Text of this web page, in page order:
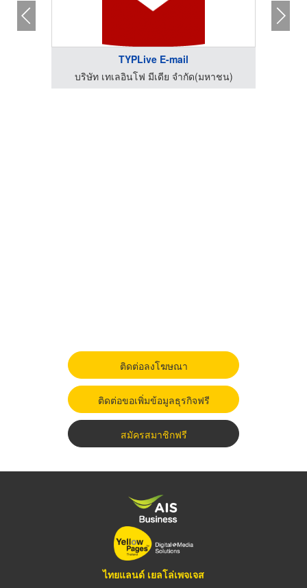
TYPLive E-mail
บริษัท เทเลอินโฟ มีเดีย จำกัด(มหาชน)
ติดต่อลงโฆษณา
ติดต่อขอเพิ่มข้อมูลธุรกิจฟรี
สมัครสมาชิกฟรี
ไทยแลนด์ เยลโล่เพจเจส